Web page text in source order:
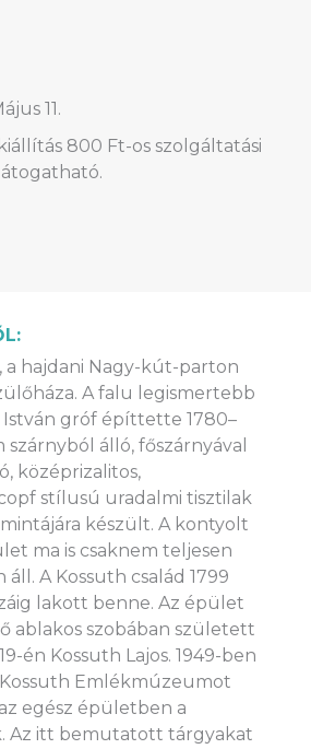
a hajdani Nagy-kút-parton
A falu legismertebb
gróf építtette 1780–
álló, főszárnyával
középrizalitos,
stílusú uradalmi tisztilak
készült. A kontyolt
ma is csaknem teljesen
A Kossuth család 1799
lakott benne. Az épület
ablakos szobában született
én Kossuth Lajos. 1949-ben
Emlékmúzeumot
egész épületben a
Az itt bemutatott tárgyakat
11.
800 Ft-os szolgáltatási